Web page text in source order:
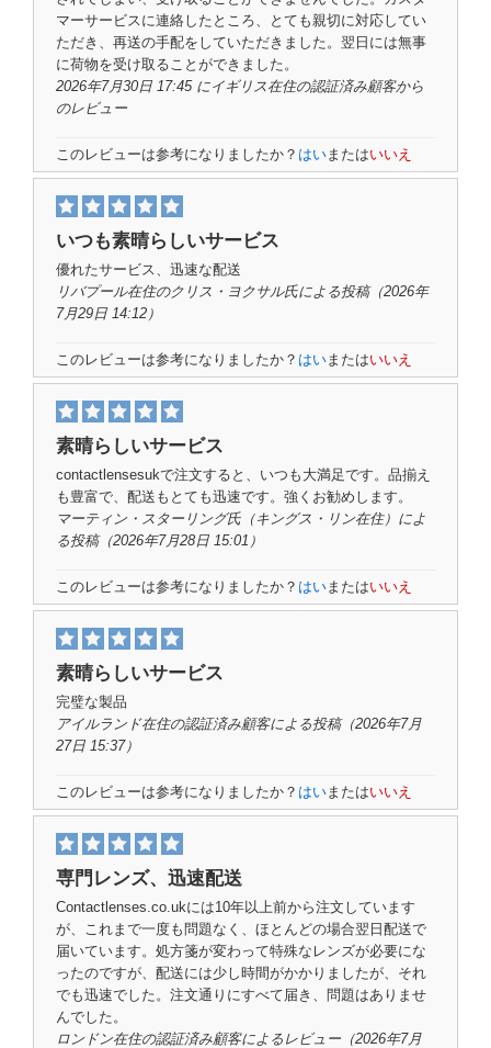
マーサービスに連絡したところ、とても親切に対応してい
ただき、再送の手配をしていただきました。翌日には無事
に荷物を受け取ることができました。
2026年7月30日 17:45 にイギリス在住の認証済み顧客から
のレビュー
このレビューは参考になりましたか？ はいまたはいいえ
いつも素晴らしいサービス
優れたサービス、迅速な配送
リバプール在住のクリス・ヨクサル氏による投稿（2026年
7月29日 14:12）
このレビューは参考になりましたか？ はいまたはいいえ
素晴らしいサービス
contactlensesukで注文すると、いつも大満足です。品揃え
も豊富で、配送もとても迅速です。強くお勧めします。
マーティン・スターリング氏 （キングス・リン在住） によ
る投稿（2026年7月28日 15:01）
このレビューは参考になりましたか？ はいまたはいいえ
素晴らしいサービス
完璧な製品
アイルランド在住の認証済み顧客による投稿（2026年7月
27日 15:37）
このレビューは参考になりましたか？ はいまたはいいえ
専門レンズ、迅速配送
Contactlenses.co.ukには10年以上前から注文しています
が、これまで一度も問題なく、ほとんどの場合翌日配送で
届いています。処方箋が変わって特殊なレンズが必要にな
ったのですが、配送には少し時間がかかりましたが、それ
でも迅速でした。注文通りにすべて届き、問題はありませ
んでした。
ロンドン在住の認証済み顧客によるレビュー（2026年7月